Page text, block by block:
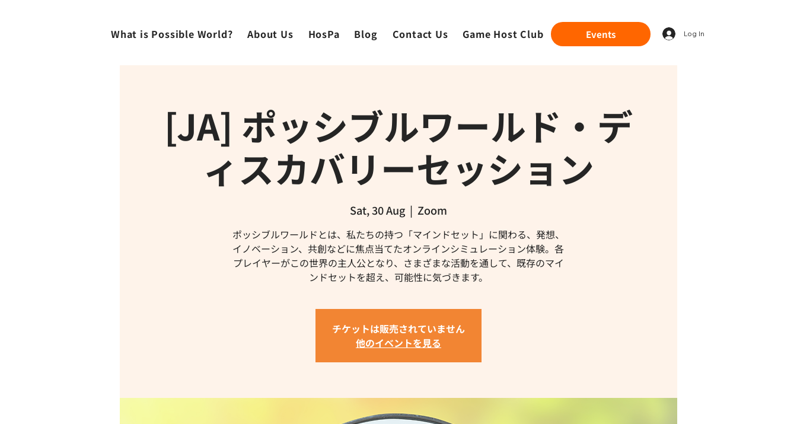
What is Possible World? About Us HosPa Blog Contact Us Game Host Club Events Log In
[JA] ポッシブルワールド・デ
ィスカバリーセッション
Sat, 30 Aug
  |
Zoom
ポッシブルワールドとは、私たちの持つ「マインドセット」に関わる、発想、
イノベーション、共創などに焦点当てたオンラインシミュレーション体験。各
プレイヤーがこの世界の主人公となり、さまざまな活動を通して、既存のマイ
ンドセットを超え、可能性に気づきます。
チケットは販売されていません
他のイベントを見る